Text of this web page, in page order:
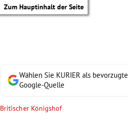
Zum Hauptinhalt der Seite
Wählen Sie KURIER als bevorzugte
Google-Quelle
Britischer Königshof